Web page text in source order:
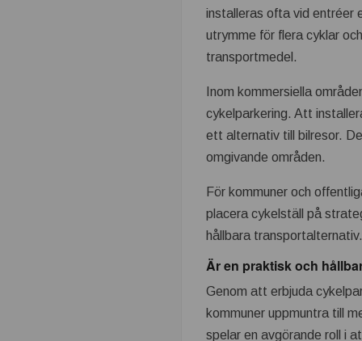
installeras ofta vid entréer
utrymme för flera cyklar
transportmedel.
Inom kommersiella
cykelparkering. Att
ett alternativ till bilresor.
omgivande områden.
För kommuner och
placera cykelställ på
hållbara
Är en praktisk och
Genom att erbjuda
kommuner uppmuntra till
spelar en avgörande roll i